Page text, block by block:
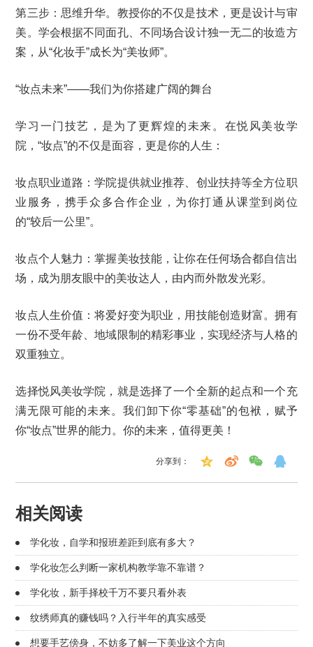
第三步：思维升华。教授你的不仅是技术，更是设计与审
美。学会根据不同面孔、不同场合设计独一无二的妆造方
案，从“化妆手”成长为“美妆师”。
“妆点未来”——我们为你搭建广阔的舞台
学习一门技艺，是为了更辉煌的未来。在悦风美妆学
院，“妆点”的不仅是面容，更是你的人生：
妆点职业道路：学院提供就业推荐、创业扶持等全方位职
业服务，携手众多合作企业，为你打通从课堂到岗位
的“较后一公里”。
妆点个人魅力：掌握美妆技能，让你在任何场合都自信出
场，成为朋友眼中的美妆达人，由内而外散发光彩。
妆点人生价值：将爱好变为职业，用技能创造财富。拥有
一份不受年龄、地域限制的精彩事业，实现经济与人格的
双重独立。
选择悦风美妆学院，就是选择了一个全新的起点和一个充
满无限可能的未来。我们卸下你“零基础”的包袱，赋予
你“妆点”世界的能力。你的未来，值得更美！
分享到：
相关阅读
学化妆，自学和报班差距到底有多大？
学化妆怎么判断一家机构教学靠不靠谱？
学化妆，新手择校千万不要只看外表
纹绣师真的赚钱吗？入行半年的真实感受
想要手艺傍身，不妨多了解一下美业这个方向